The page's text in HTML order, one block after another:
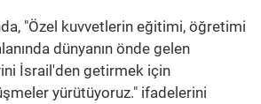
"Özel kuvvetlerin eğitimi, öğretimi
dünyanın önde gelen
İsrail'den getirmek için
yürütüyoruz." ifadelerini